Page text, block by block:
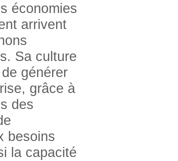
économies
arrivent
Sa culture
générer
grâce à
des
besoins
la capacité